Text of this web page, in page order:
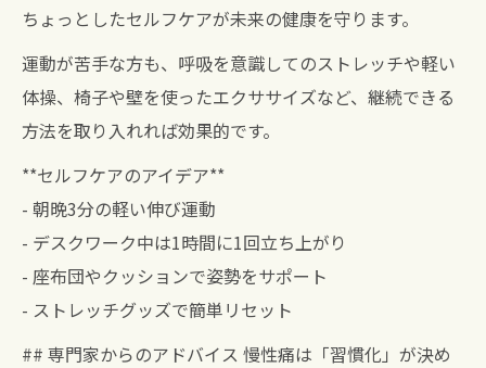
ちょっとしたセルフケアが未来の健康を守ります。
運動が苦手な方も、呼吸を意識してのストレッチや軽い
体操、椅子や壁を使ったエクササイズなど、継続できる
方法を取り入れれば効果的です。
**セルフケアのアイデア**
- 朝晩3分の軽い伸び運動
- デスクワーク中は1時間に1回立ち上がり
- 座布団やクッションで姿勢をサポート
- ストレッチグッズで簡単リセット
## 専門家からのアドバイス 慢性痛は「習慣化」が決め